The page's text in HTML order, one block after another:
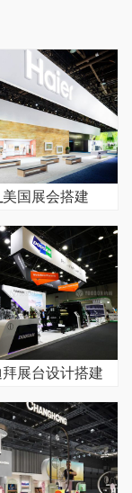
美国展会搭建
展台设计搭建